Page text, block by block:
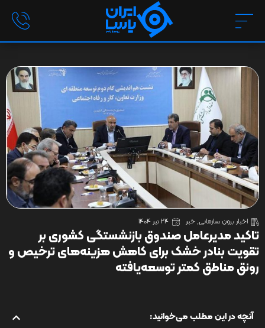
اخبار برون سازمانی,خبر 24 تیر 1404
تاکید مدیرعامل صندوق بازنشستگی کشوری بر
تقویت بنادر خشک برای کاهش هزینه‌های ترخیص و
رونق مناطق کمتر توسعه‌یافته
آنچه در این مطلب می‌خوانید: